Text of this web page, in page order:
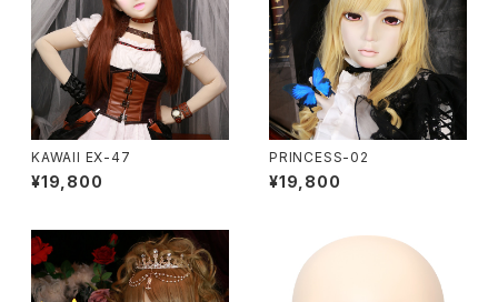
KAWAII EX-47
¥19,800
PRINCESS-02
¥19,800